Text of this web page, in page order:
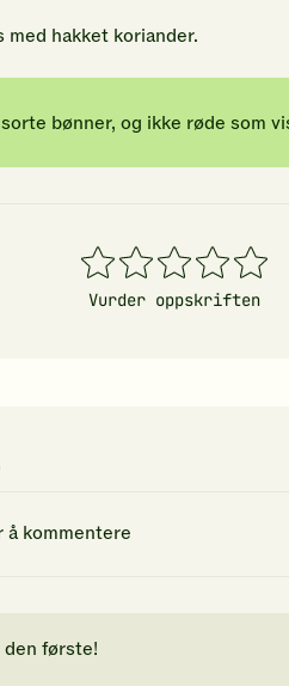
hakket koriander.
bønner, og ikke røde som
1
stjerner
2
stjerner
3
stjerner
4
stjerner
5
stjerner
Vurder oppskriften
å kommentere
første!